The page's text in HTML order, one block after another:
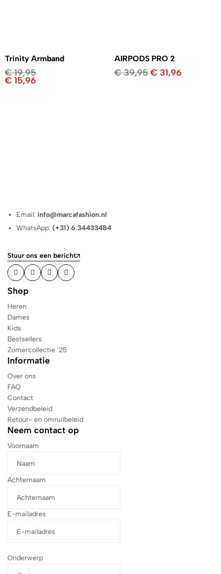
Trinity Armband
€19,95
€ 15,96
AIRPODS PRO 2
€39,95 € 31,96
Email: info@marcafashion.nl
WhatsApp:(+31) 6 34433484
Stuur ons een bericht
Shop
Heren
Dames
Kids
Bestsellers
Zomercollectie '25
Informatie
Over ons
FAQ
Contact
Verzendbeleid
Retour- en omruilbeleid
Neem contact op
Voornaam
Achternaam
E-mailadres
Onderwerp